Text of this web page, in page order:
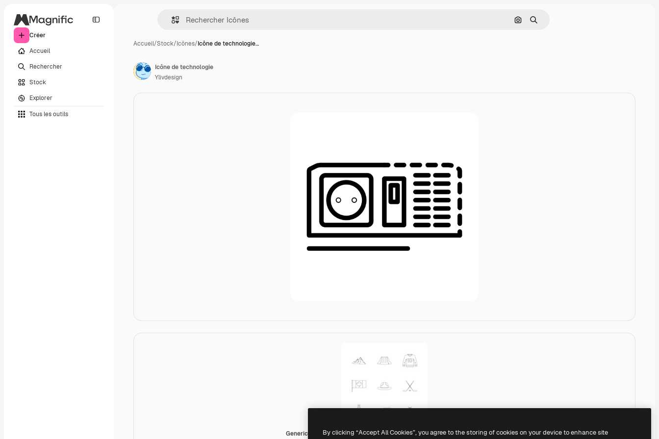
Créer
Accueil
Rechercher
Stock
Explorer
Tous les outils
Rechercher par image
Rechercher
Accueil/Stock/Icônes/Icône de technologie…
Generic outline
Icône de technologie
Ylivdesign
By clicking “Accept All Cookies”, you agree to the storing of cookies on your device to enhance site